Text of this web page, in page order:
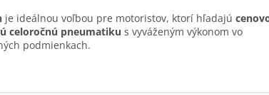
je ideálnou voľbou pre motoristov, ktorí hľadajú
celoročnú pneumatiku s vyváženým výkonom vo
podmienkach.